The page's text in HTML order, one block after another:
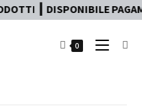
DISPONIBILE
0